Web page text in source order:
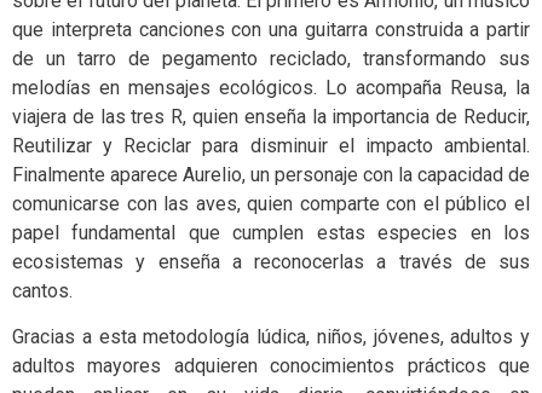
que interpreta canciones con una guitarra construida a partir
de un tarro de pegamento reciclado, transformando sus
melodías en mensajes ecológicos. Lo acompaña Reusa, la
viajera de las tres R, quien enseña la importancia de Reducir,
Reutilizar y Reciclar para disminuir el impacto ambiental.
Finalmente aparece Aurelio, un personaje con la capacidad de
comunicarse con las aves, quien comparte con el público el
papel fundamental que cumplen estas especies en los
ecosistemas y enseña a reconocerlas a través de sus
cantos.
Gracias a esta metodología lúdica, niños, jóvenes, adultos y
adultos mayores adquieren conocimientos prácticos que